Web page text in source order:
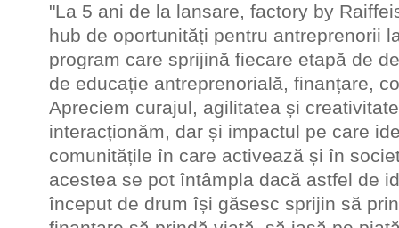
"La 5 ani de la lansare, factory by
hub de oportunități pentru antreprenorii
program care sprijină fiecare etapă de
de educație antreprenorială, finanțare,
Apreciem curajul, agilitatea și
interacționăm, dar și impactul pe care
comunitățile în care activează și în
acestea se pot întâmpla dacă astfel de
început de drum își găsesc sprijin să